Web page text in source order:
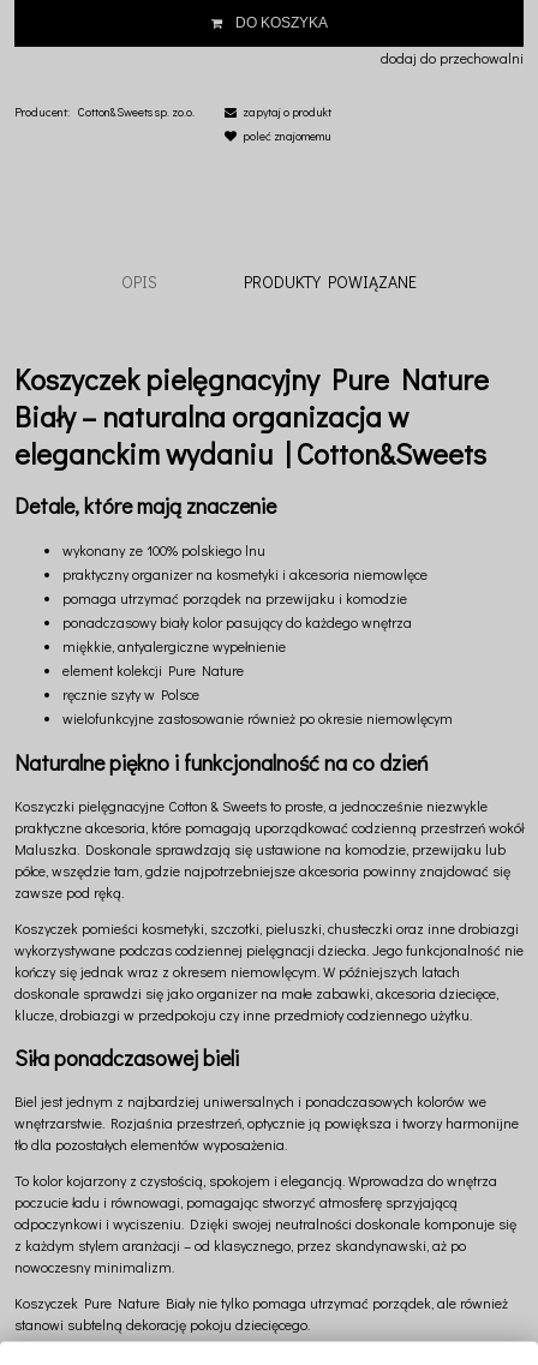
DO KOSZYKA
dodaj do przechowalni
Producent: Cotton&Sweets sp. zo.o.
zapytaj o produkt
poleć znajomemu
OPIS PRODUKTY POWIĄZANE
Koszyczek pielęgnacyjny Pure Nature
Biały – naturalna organizacja w
eleganckim wydaniu | Cotton&Sweets
Detale, które mają znaczenie
wykonany ze 100% polskiego lnu
praktyczny organizer na kosmetyki i akcesoria niemowlęce
pomaga utrzymać porządek na przewijaku i komodzie
ponadczasowy biały kolor pasujący do każdego wnętrza
miękkie, antyalergiczne wypełnienie
element kolekcji Pure Nature
ręcznie szyty w Polsce
wielofunkcyjne zastosowanie również po okresie niemowlęcym
Naturalne piękno i funkcjonalność na co dzień
Koszyczki pielęgnacyjne Cotton & Sweets to proste, a jednocześnie niezwykle
praktyczne akcesoria, które pomagają uporządkować codzienną przestrzeń wokół
Maluszka. Doskonale sprawdzają się ustawione na komodzie, przewijaku lub
półce, wszędzie tam, gdzie najpotrzebniejsze akcesoria powinny znajdować się
zawsze pod ręką.
Koszyczek pomieści kosmetyki, szczotki, pieluszki, chusteczki oraz inne drobiazgi
wykorzystywane podczas codziennej pielęgnacji dziecka. Jego funkcjonalność nie
kończy się jednak wraz z okresem niemowlęcym. W późniejszych latach
doskonale sprawdzi się jako organizer na małe zabawki, akcesoria dziecięce,
klucze, drobiazgi w przedpokoju czy inne przedmioty codziennego użytku.
Siła ponadczasowej bieli
Biel jest jednym z najbardziej uniwersalnych i ponadczasowych kolorów we
wnętrzarstwie. Rozjaśnia przestrzeń, optycznie ją powiększa i tworzy harmonijne
tło dla pozostałych elementów wyposażenia.
To kolor kojarzony z czystością, spokojem i elegancją. Wprowadza do wnętrza
poczucie ładu i równowagi, pomagając stworzyć atmosferę sprzyjającą
odpoczynkowi i wyciszeniu. Dzięki swojej neutralności doskonale komponuje się
z każdym stylem aranżacji – od klasycznego, przez skandynawski, aż po
nowoczesny minimalizm.
Koszyczek Pure Nature Biały nie tylko pomaga utrzymać porządek, ale również
stanowi subtelną dekorację pokoju dziecięcego.